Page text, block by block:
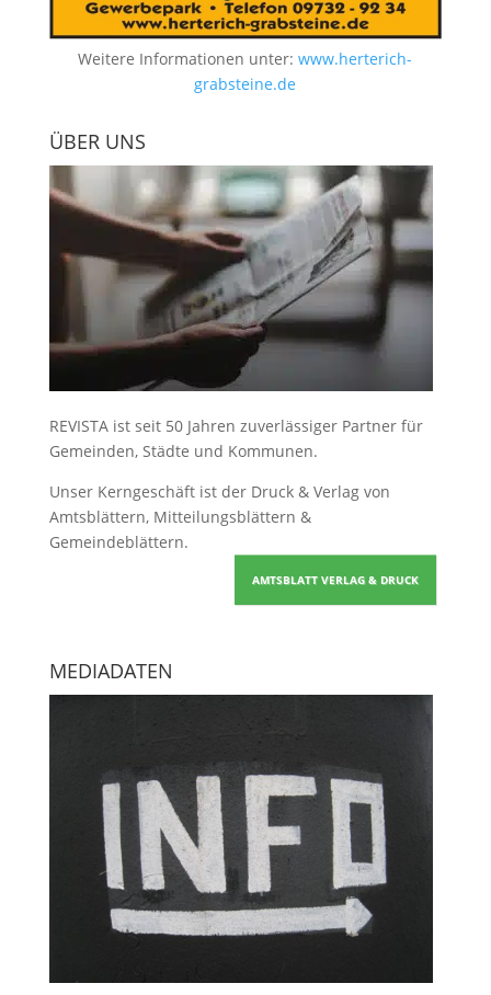
Weitere Informationen unter:www.herterich-
grabsteine.de
ÜBER UNS
REVISTA ist seit 50 Jahren zuverlässiger Partner für
Gemeinden, Städte und Kommunen.
Unser Kerngeschäft ist der Druck & Verlag von
Amtsblättern, Mitteilungsblättern &
Gemeindeblättern.
AMTSBLATT VERLAG & DRUCK
MEDIADATEN